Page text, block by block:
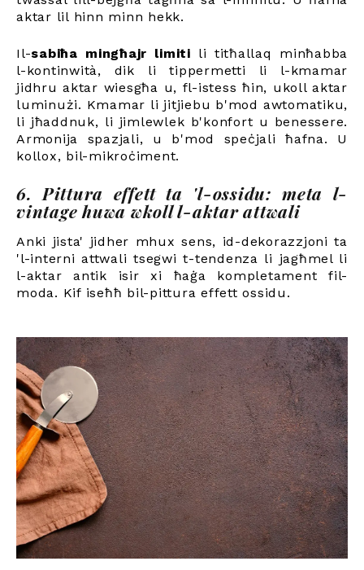
aktar lil hinn minn hekk.
Il-sabiħa mingħajr limiti li titħallaq minħabba
l-kontinwità, dik li tippermetti li l-kmamar
jidhru aktar wiesgħa u, fl-istess ħin, ukoll aktar
luminużi. Kmamar li jitjiebu b'mod awtomatiku,
li jħaddnuk, li jimlewlek b'konfort u benessere.
Armonija spazjali, u b'mod speċjali ħafna. U
kollox, bil-mikroċiment.
6. Pittura effett ta 'l-ossidu: meta l-
vintage huwa wkoll l-aktar attwali
Anki jista' jidher mhux sens, id-dekorazzjoni ta
'l-interni attwali tsegwi t-tendenza li jagħmel li
l-aktar antik isir xi ħaġa kompletament fil-
moda. Kif iseħħ bil-pittura effett ossidu.